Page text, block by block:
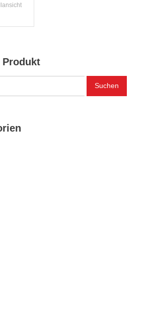
ist:
Produkt
Suchen